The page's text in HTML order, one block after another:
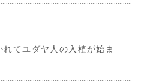
てユダヤ人の入植が始ま